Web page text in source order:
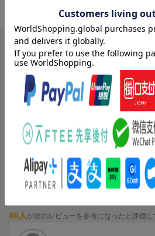
総合評価：
ブックスのレビュー（114件）
87人 が次のレビューを参考になったと評価し
評価： 1
ひどい
発売されてすぐに買いました。作者の悪
どくない）評価した人に対するブログで
ました。これとは別にTwitterでも他人を
があり、不快になりフォローをやめまし
では？と思います。写真が欲しいって
いですか。じゃあ買うなって事ですか？
ビューなんて書けないですよ。
もっと見る
80人が次のレビューを参考になったと評価し